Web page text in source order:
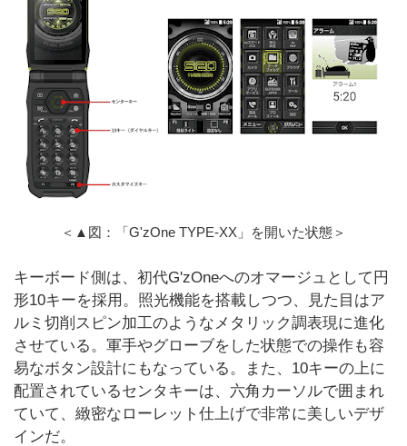
＜▲図：「G'zOne TYPE-XX」を開いた状態＞
キーボード側は、初代G'zOneへのオマージュとして円
形10キーを採用。照光機能を搭載しつつ、見た目はア
ルミ切削スピン加工のようなメタリック調表現に進化
させている。軍手やグローブをした状態での操作も容
易なボタン設計にもなっている。また、10キーの上に
配置されているセンタキーは、六角カーソルで囲まれ
ていて、緻密なローレット仕上げで非常に美しいデザ
インだ。